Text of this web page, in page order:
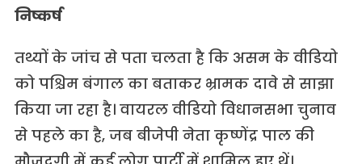
निष्कर्ष
तथ्यों के जांच से पता चलता है कि असम के वीडियो
को पश्चिम बंगाल का बताकर भ्रामक दावे से साझा
किया जा रहा है। वायरल वीडियो विधानसभा चुनाव
से पहले का है, जब बीजेपी नेता कृष्णेंद्र पाल की